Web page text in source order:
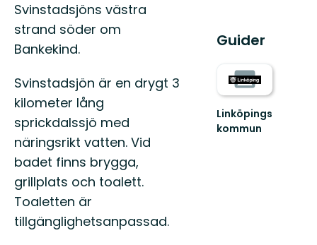
Svinstadsjöns västra
strand söder om
Bankekind.
Svinstadsjön är en drygt 3
kilometer lång
sprickdalssjö med
näringsrikt vatten. Vid
badet finns brygga,
grillplats och toalett.
Toaletten är
tillgänglighetsanpassad.
Guider
Linköpings
kommun